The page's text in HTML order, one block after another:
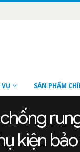
SẢN PHẨM
kiện